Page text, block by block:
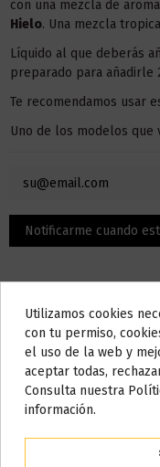
con una mezcla de
Hielo. Una mezcla
Líquido al que deberás
preparado para añadirle
Te recomendamos usar
Uno de los modelos que
Descripción
El contenido son 100
Nos
Utilizamos cookies
con tu permiso,
el uso de la web y
aceptar todas,
Consulta nuestra
información.